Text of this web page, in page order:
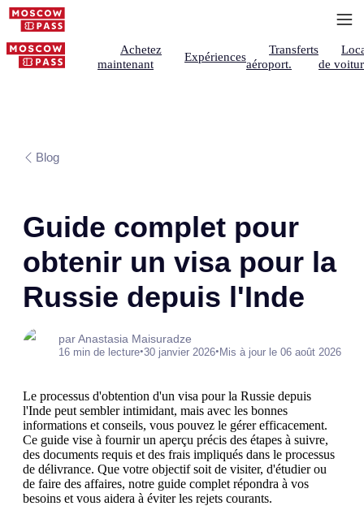
Achetez
maintenant
Expériences
Transferts
aéroport.
de
Blog
Guide complet pour
obtenir un visa pour la
Russie depuis l'Inde
par Anastasia Maisuradze
16 min de lecture•30 janvier 2026•Mis à jour le 06 août 2026
Le processus d'obtention d'un visa pour la Russie depuis
l'Inde peut sembler intimidant, mais avec les bonnes
informations et conseils, vous pouvez le gérer efficacement.
Ce guide vise à fournir un aperçu précis des étapes à suivre,
des documents requis et des frais impliqués dans le processus
de délivrance. Que votre objectif soit de visiter, d'étudier ou
de faire des affaires, notre guide complet répondra à vos
besoins et vous aidera à éviter les rejets courants.